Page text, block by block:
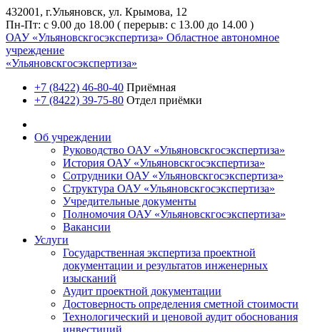
432001, г.Ульяновск, ул. Крымова, 12
Пн-Пт: с 9.00 до 18.00 ( перерыв: с 13.00 до 14.00 )
ОАУ «Ульяновскгосэкспертиза» Областное автономное
учреждение
«Ульяновскгосэкспертиза»
+7 (8422) 46-80-40 Приёмная
+7 (8422) 39-75-80 Отдел приёмки
Об учреждении
Руководство ОАУ «Ульяновскгосэкспертиза»
История ОАУ «Ульяновскгосэкспертиза»
Сотрудники ОАУ «Ульяновскгосэкспертиза»
Структура ОАУ «Ульяновскгосэкспертиза»
Учредительные документы
Полномочия ОАУ «Ульяновскгосэкспертиза»
Вакансии
Услуги
Государственная экспертиза проектной
документации и результатов инженерных
изысканий
Аудит проектной документации
Достоверность определения сметной стоимости
Технологический и ценовой аудит обоснования
инвестиций